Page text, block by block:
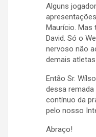
Alguns
Maurício. Mas
David. Só o
nervoso não
demais
Então Sr.
dessa
contínuo da
pelo nosso
Abraço!